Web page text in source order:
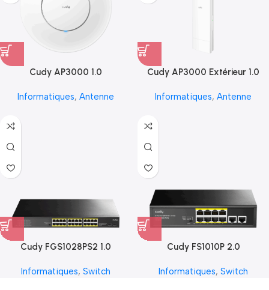
Cudy AP3000 1.0
Informatiques, Antenne
Cudy AP3000 Extérieur 1.0
Informatiques, Antenne
Cudy FGS1028PS2 1.0
Informatiques, Switch
Cudy FS1010P 2.0
Informatiques, Switch